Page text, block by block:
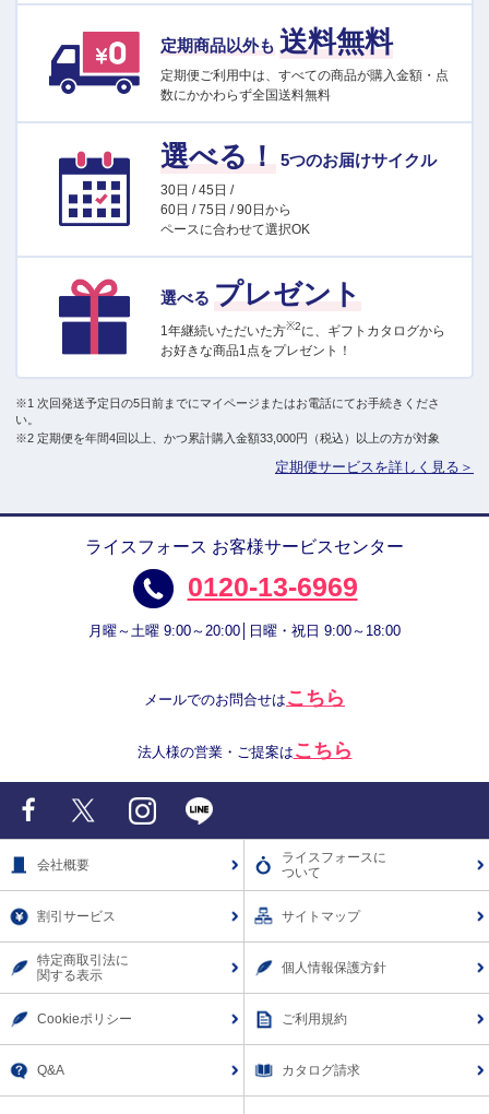
定期商品以外も 送料無料
定期便ご利用中は、すべての商品が購入金額・点
数にかかわらず全国送料無料
選べる！ 5つのお届けサイクル
30日 / 45日 /
60日 / 75日 / 90日から
ペースに合わせて選択OK
選べる プレゼント
1年継続いただいた方※2に、ギフトカタログから
お好きな商品1点をプレゼント！
※1 次回発送予定日の5日前までにマイページまたはお電話にてお手続きくださ
い。
※2 定期便を年間4回以上、かつ累計購入金額33,000円（税込）以上の方が対象
定期便サービスを詳しく見る＞
ライスフォース お客様サービスセンター
0120-13-6969
月曜～土曜 9:00～20:00│日曜・祝日 9:00～18:00
メールでのお問合せは こちら
法人様の営業・ご提案は こちら
Facebook
会社概要
ライスフォースに
ついて
割引サービス サイトマップ
特定商取引法に
関する表示
個人情報保護方針
Cookieポリシー ご利用規約
Q&A カタログ請求